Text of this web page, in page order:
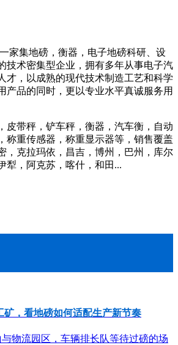
家集地磅，衡器，电子地磅科研、设
技术密集型企业，拥有多年从事电子汽
才，以成熟的现代技术制造工艺和科学
产品的同时，更以专业水平真诚服务用
皮带秤，铲车秤，衡器，汽车衡，自动
称重传感器，称重显示器等，销售覆盖
，克拉玛依，昌吉，博州，巴州，库尔
犁，阿克苏，喀什，和田...
矿，看地磅如何适配生产新节奏
物流园区，车辆排长队等待过磅的场